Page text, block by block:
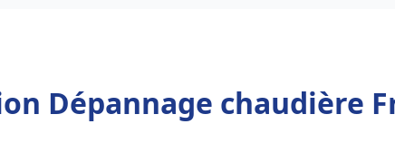
Dépannage chaudière